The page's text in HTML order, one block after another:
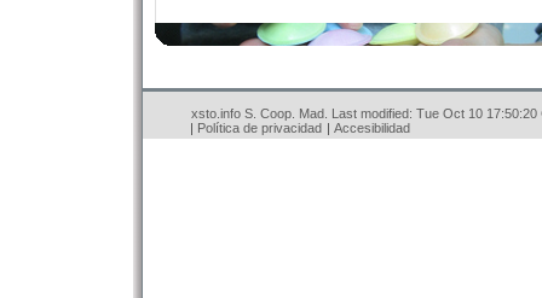
xsto.info S. Coop. Mad. Last modified: Tue Oct 10 17:50:20
Política de privacidad
Accesibilidad